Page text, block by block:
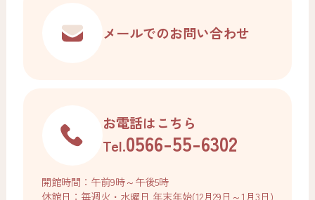
メールでのお問い合わせ
お電話はこちら
Tel.0566-55-6302
開館時間：午前9時～午後5時
休館日：毎週火・水曜日 年末年始(12月29日～1月3日)